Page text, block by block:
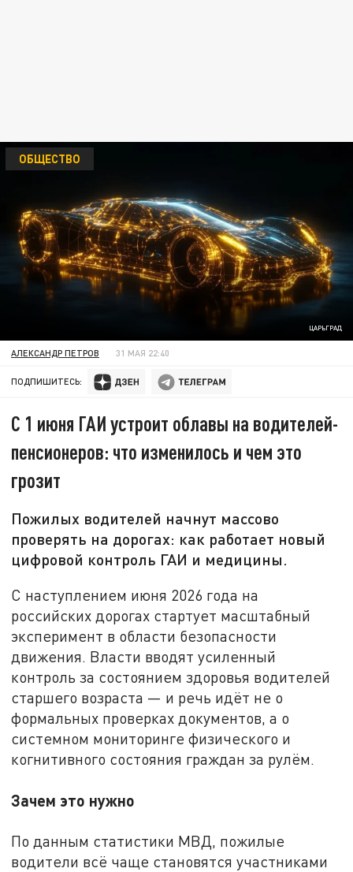
ЦАРЬГРАД
ОБЩЕСТВО
АЛЕКСАНДР ПЕТРОВ 31 МАЯ 22:40
ПОДПИШИТЕСЬ:
С 1 июня ГАИ устроит облавы на водителей-
пенсионеров: что изменилось и чем это
грозит
Пожилых водителей начнут массово
проверять на дорогах: как работает новый
цифровой контроль ГАИ и медицины.
С наступлением июня 2026 года на
российских дорогах стартует масштабный
эксперимент в области безопасности
движения. Власти вводят усиленный
контроль за состоянием здоровья водителей
старшего возраста — и речь идёт не о
формальных проверках документов, а о
системном мониторинге физического и
когнитивного состояния граждан за рулём.
Зачем это нужно
По данным статистики МВД, пожилые
водители всё чаще становятся участниками